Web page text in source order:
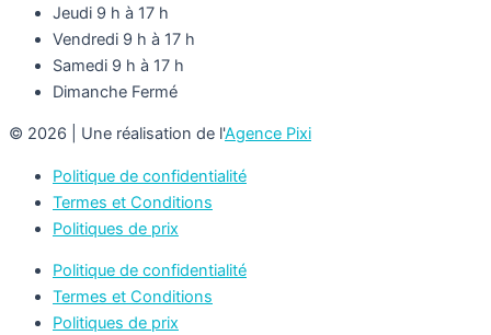
Jeudi 9 h à 17 h
Vendredi 9 h à 17 h
Samedi 9 h à 17 h
Dimanche Fermé
© 2026 | Une réalisation de l'Agence Pixi
Politique de confidentialité
Termes et Conditions
Politiques de prix
Politique de confidentialité
Termes et Conditions
Politiques de prix